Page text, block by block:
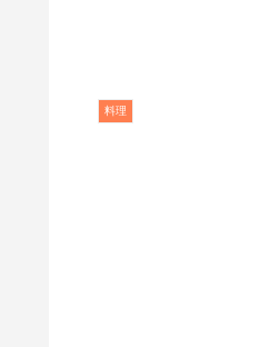
料理